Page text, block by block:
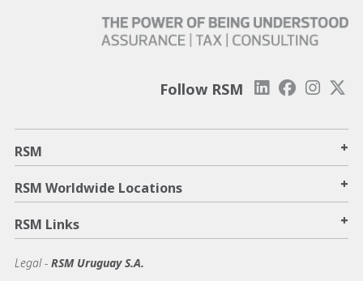
Follow RSM
RSM +
RSM Worldwide Locations +
RSM Links +
Legal - RSM Uruguay S.A.